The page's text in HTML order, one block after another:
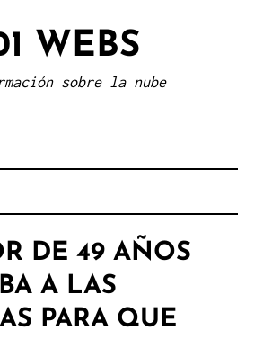
WEBS
sobre la nube
DE 49 AÑOS
A LAS
PARA QUE